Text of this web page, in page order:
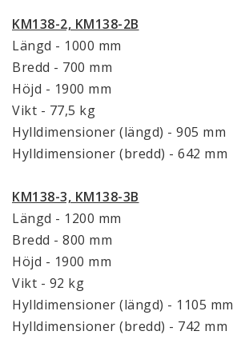
KM138-2, KM138-2B
Längd - 1000 mm
Bredd - 700 mm
Höjd - 1900 mm
Vikt - 77,5 kg
Hylldimensioner (längd) - 905 mm
Hylldimensioner (bredd) - 642 mm
KM138-3, KM138-3B
Längd - 1200 mm
Bredd - 800 mm
Höjd - 1900 mm
Vikt - 92 kg
Hylldimensioner (längd) - 1105 mm
Hylldimensioner (bredd) - 742 mm